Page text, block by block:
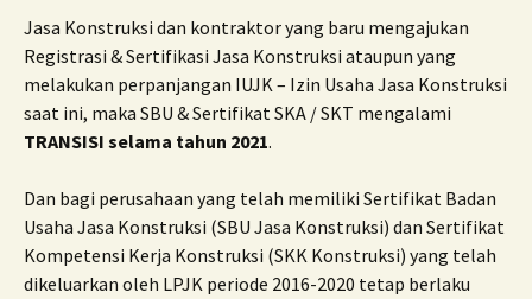
Jasa Konstruksi dan kontraktor yang baru mengajukan
Registrasi & Sertifikasi Jasa Konstruksi ataupun yang
melakukan perpanjangan IUJK – Izin Usaha Jasa Konstruksi
saat ini, maka SBU & Sertifikat SKA / SKT mengalami
TRANSISI selama tahun 2021.
Dan bagi perusahaan yang telah memiliki Sertifikat Badan
Usaha Jasa Konstruksi (SBU Jasa Konstruksi) dan Sertifikat
Kompetensi Kerja Konstruksi (SKK Konstruksi) yang telah
dikeluarkan oleh LPJK periode 2016-2020 tetap berlaku